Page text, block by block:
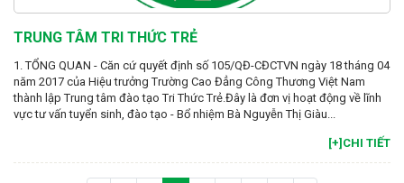
TRUNG TÂM TRI THỨC TRẺ
1. TỔNG QUAN - Căn cứ quyết định số 105/QĐ-CĐCTVN ngày 18 tháng 04
năm 2017 của Hiệu trưởng Trường Cao Đẳng Công Thương Việt Nam
thành lập Trung tâm đào tạo Tri Thức Trẻ.Đây là đơn vị hoạt động về lĩnh
vực tư vấn tuyển sinh, đào tạo - Bổ nhiệm Bà Nguyễn Thị Giàu...
[+]CHI TIẾT